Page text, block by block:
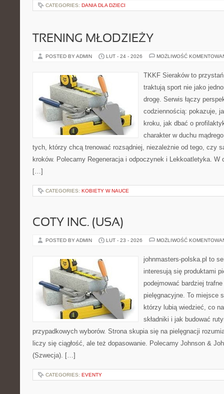
CATEGORIES: DANIA DLA DZIECI
TRENING MŁODZIEŻY
POSTED BY ADMIN LUT - 24 - 2026 MOŻLIWOŚĆ
TKKF Sieraków to
traktują sport nie jako
drogę. Serwis łączy
codziennością: pokazuje,
kroku, jak dbać o
charakter w duchu
tych, którzy chcą trenować rozsądniej, niezależnie od tego, czy
kroków. Polecamy Regeneracja i odpoczynek i Lekkoatletyka. W
[…]
CATEGORIES: KOBIETY W NAUCE
COTY INC. (USA)
POSTED BY ADMIN LUT - 23 - 2026 MOŻLIWOŚĆ
johnmasters-polska.pl to
interesują się produktami
podejmować bardziej
pielęgnacyjne. To miejsce
którzy lubią wiedzieć, co
składniki i jak budować
przypadkowych wyborów. Strona skupia się na pielęgnacji
liczy się ciągłość, ale też dopasowanie. Polecamy Johnson &
(Szwecja). […]
CATEGORIES: EVENTY